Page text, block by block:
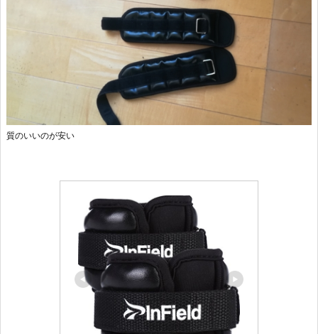
質のいいのが安い